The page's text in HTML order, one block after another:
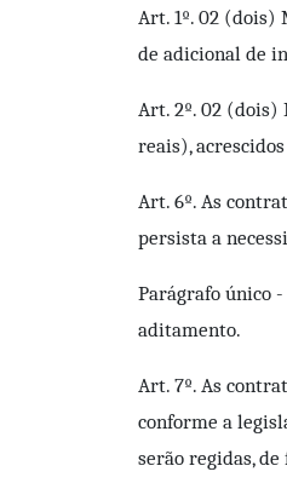
Art. 1º. 02 (dois)
de adicional de
Art. 2º. 02 (dois)
reais),
Art. 6º. As
persista a
Parágrafo único
aditamento.
Art. 7º. As
conforme a
serão regidas,